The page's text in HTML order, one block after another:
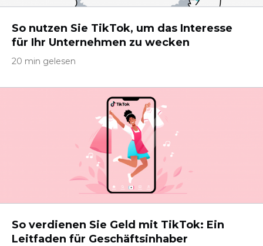
So nutzen Sie TikTok, um das Interesse
für Ihr Unternehmen zu wecken
20 min gelesen
So verdienen Sie Geld mit TikTok: Ein
Leitfaden für Geschäftsinhaber